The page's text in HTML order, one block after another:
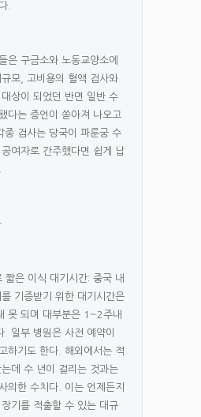
.
은 구금소와 노동교양소에
모, 고비용의 혈액 검사와
상이 되었던 반면 일반 수
다는 증언이 쏟아져 나오고
종 검사는 당국이 파룬궁 수
여자로 간주했다면 쉽게 납
짧은 이식 대기시간: 중국 내
기증받기 위한 대기시간은
못 되며 대부분은 1~2주내
. 일부 병원은 사전 예약이
하기도 한다. 해외에서는 적
데 수 년이 걸리는 것과는
의한 수치다. 이는 언제든지
기를 적출할 수 있는 대규